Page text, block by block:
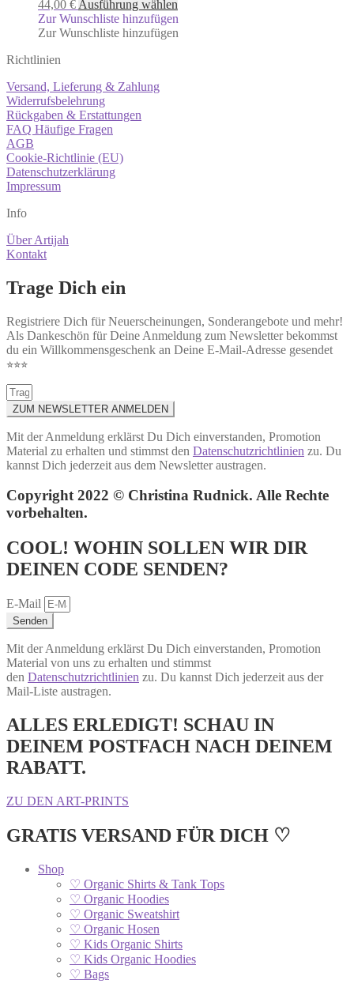
44,00 € Ausführung wählen
Zur Wunschliste hinzufügen
Zur Wunschliste hinzufügen
Richtlinien
Versand, Lieferung & Zahlung
Widerrufsbelehrung
Rückgaben & Erstattungen
FAQ Häufige Fragen
AGB
Cookie-Richtlinie (EU)
Datenschutzerklärung
Impressum
Info
Über Artijah
Kontakt
Trage Dich ein
Registriere Dich für Neuerscheinungen, Sonderangebote und mehr!
Als Dankeschön für Deine Anmeldung zum Newsletter bekommst
du ein Willkommensgeschenk an Deine E-Mail-Adresse gesendet
⭐︎⭐︎⭐︎
ZUM NEWSLETTER ANMELDEN
Mit der Anmeldung erklärst Du Dich einverstanden, Promotion
Material zu erhalten und stimmst den Datenschutzrichtlinien zu. Du
kannst Dich jederzeit aus dem Newsletter austragen.
Copyright 2022 © Christina Rudnick. Alle Rechte
vorbehalten.
COOL! WOHIN SOLLEN WIR DIR
DEINEN CODE SENDEN?
E-Mail
Senden
Mit der Anmeldung erklärst Du Dich einverstanden, Promotion
Material von uns zu erhalten und stimmst
den Datenschutzrichtlinien zu. Du kannst Dich jederzeit aus der
Mail-Liste austragen.
ALLES ERLEDIGT! SCHAU IN
DEINEM POSTFACH NACH DEINEM
RABATT.
ZU DEN ART-PRINTS
GRATIS VERSAND FÜR DICH ♡
Shop
♡ Organic Shirts & Tank Tops
♡ Organic Hoodies
♡ Organic Sweatshirt
♡ Organic Hosen
♡ Kids Organic Shirts
♡ Kids Organic Hoodies
♡ Bags